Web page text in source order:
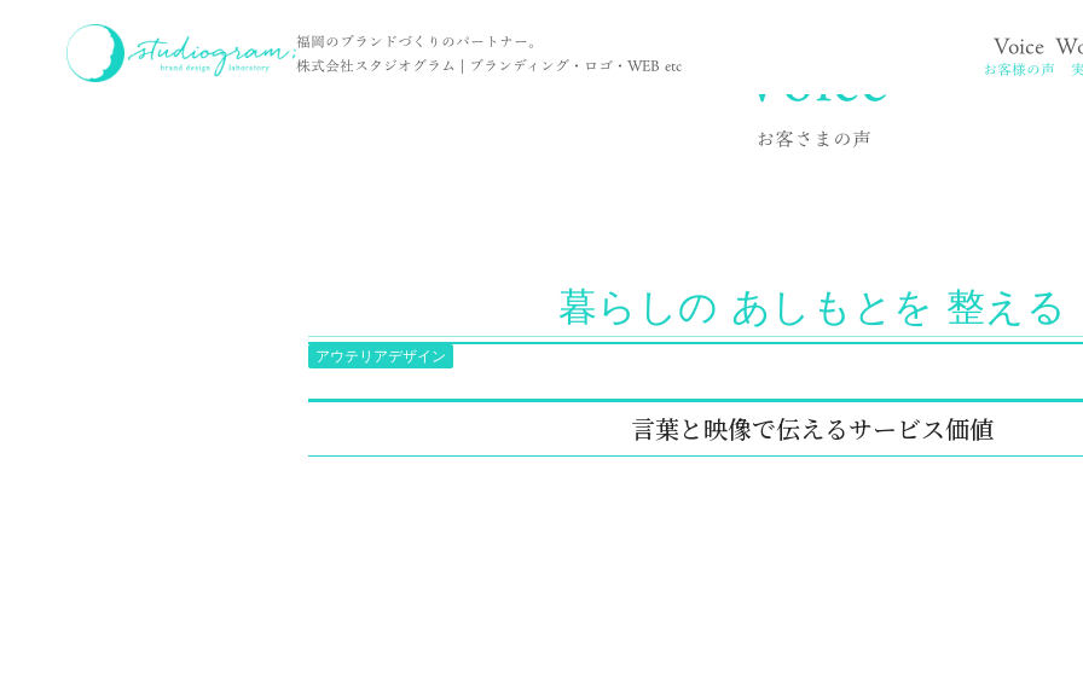
福岡のブランドづくりのパートナー。
株式会社スタジオグラム | ブランディング・ロゴ・WEB etc
Voice
お客様の声
ホーム Voice
お客さまの声
暮らしの あしもとを 整える
アウテリアデザイン
言葉と映像で伝えるサービス価値